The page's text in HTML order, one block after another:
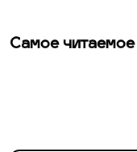
Самое читаемое